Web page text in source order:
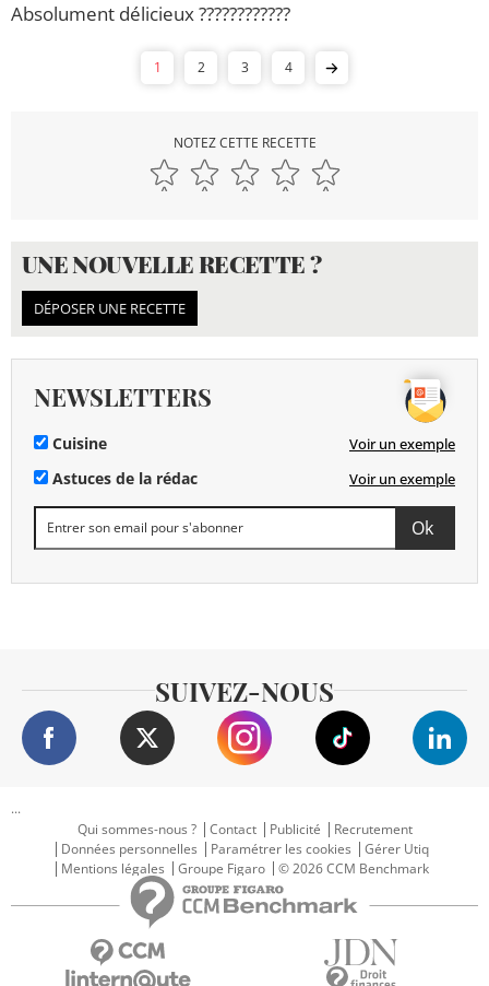
Absolument délicieux ????????????
1 2 3 4
NOTEZ CETTE RECETTE
UNE NOUVELLE RECETTE ?
DÉPOSER UNE RECETTE
NEWSLETTERS
Cuisine Voir un exemple
Astuces de la rédac Voir un exemple
SUIVEZ-NOUS
...
Qui sommes-nous ?
Contact Publicité
Recrutement
Données personnelles
Paramétrer les cookies
Gérer Utiq
Mentions légales
Groupe Figaro © 2026 CCM Benchmark